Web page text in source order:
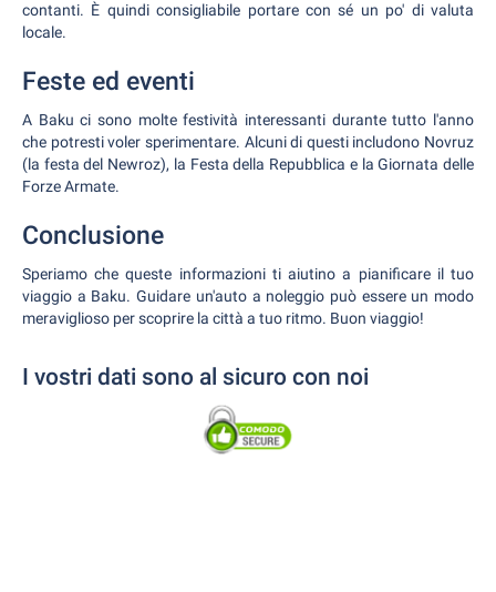
contanti. È quindi consigliabile portare con sé un po' di valuta
locale.
Feste ed eventi
A Baku ci sono molte festività interessanti durante tutto l'anno
che potresti voler sperimentare. Alcuni di questi includono Novruz
(la festa del Newroz), la Festa della Repubblica e la Giornata delle
Forze Armate.
Conclusione
Speriamo che queste informazioni ti aiutino a pianificare il tuo
viaggio a Baku. Guidare un'auto a noleggio può essere un modo
meraviglioso per scoprire la città a tuo ritmo. Buon viaggio!
I vostri dati sono al sicuro con noi